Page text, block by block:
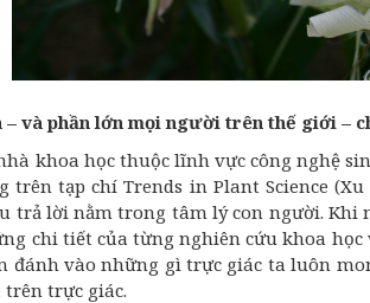
và phần lớn mọi người trên thế giới –
khoa học thuộc lĩnh vực công nghệ
trên tạp chí Trends in Plant Science
trả lời nằm trong tâm lý con người.
chi tiết của từng nghiên cứu khoa học
đánh vào những gì trực giác ta luôn
trên trực giác.